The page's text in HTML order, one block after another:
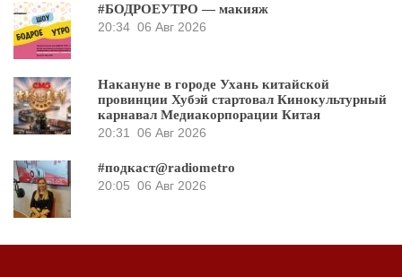
#БОДРОЕУТРО — макияж
20:34 06 Авг 2026
Накануне в городе Ухань китайской
провинции Хубэй стартовал Кинокультурный
карнавал Медиакорпорации Китая
20:31
06 Авг 2026
#подкаст@radiometro
20:05 06 Авг 2026